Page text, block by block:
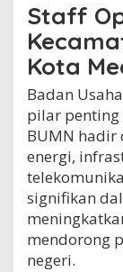
Staff
Kota
Badan
pilar penting
BUMN hadir
energi,
signifikan
mendorong
negeri.